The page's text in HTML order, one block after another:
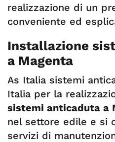
realizzazione di un
conveniente ed
Installazione
a Magenta
As Italia sistemi
Italia per la
sistemi anticaduta a
nel settore edile e si
servizi di